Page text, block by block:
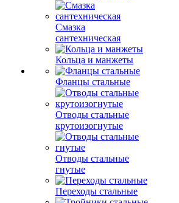
Смазка
сантехническая
Кольца и манжеты
Фланцы стальные
Отводы стальные
крутоизогнутые
Отводы стальные
гнутые
Переходы стальные